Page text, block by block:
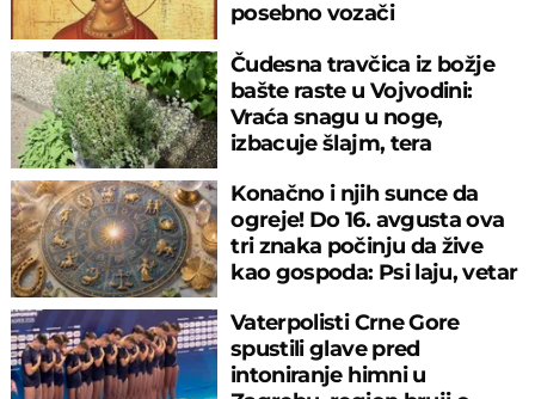
posebno vozači
Čudesna travčica iz božje
bašte raste u Vojvodini:
Vraća snagu u noge,
izbacuje šlajm, tera
Konačno i njih sunce da
ogreje! Do 16. avgusta ova
tri znaka počinju da žive
kao gospoda: Psi laju, vetar
Vaterpolisti Crne Gore
spustili glave pred
intoniranje himni u